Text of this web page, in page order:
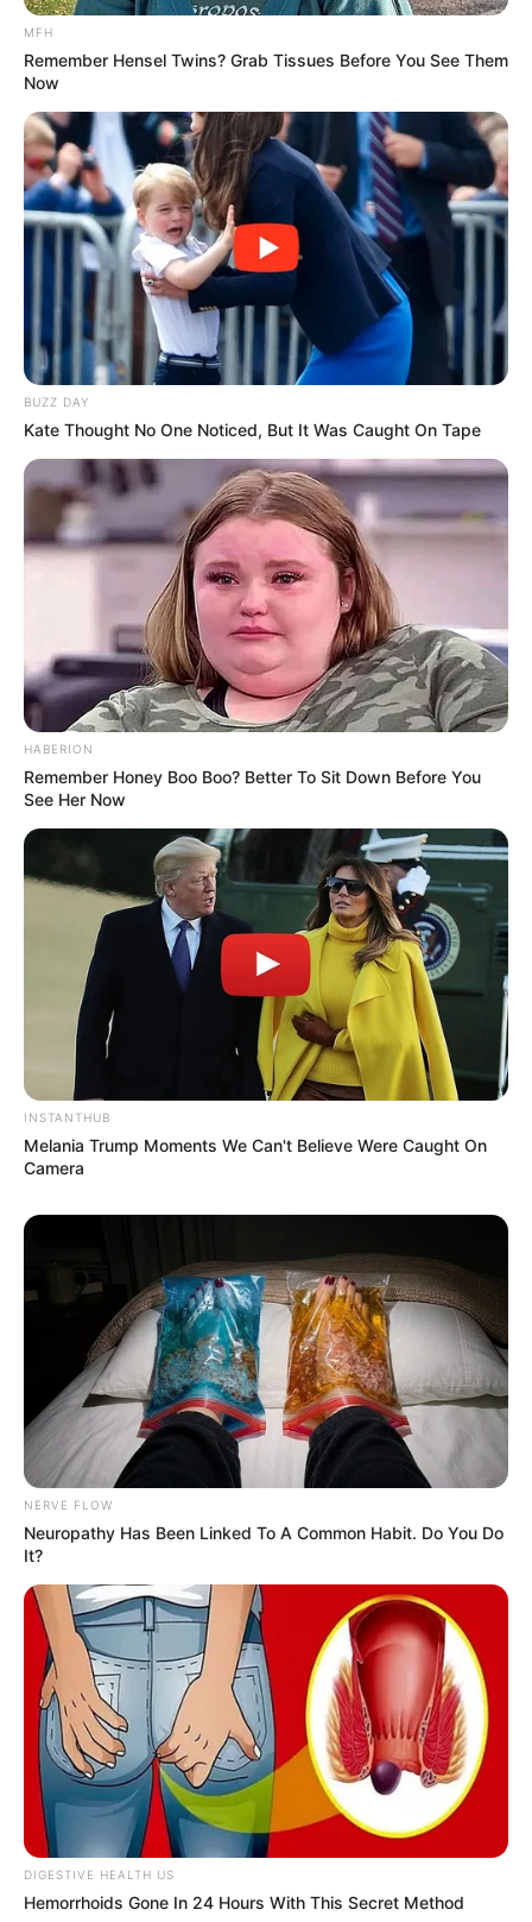
Ambyar! 10 Kalimat Baper
Pakai Bahasa Jawa Ini Bikin
Galau Abis
Fail! 10 Potret Makanan Gagal
Dimasak yang Bikin Kamu
Nggak Selera
10 Pose Manekin Anti
Mainstream yang Konyol
Banget
8 Kata Lucu Seputar Malam
Minggu ala Jomblo yang Bikin
Ngenes
10 Desain Kanopi Tempat
Tidur, Serasa Beristirahat di
Kamar Raja
Tampil Lebih Modern, 7 Potret
Hasil Renovasi Rumah Berusia
90 Tahun
MFH
Remember Hensel Twins? Grab Tissues Before You See Them
Now
BUZZ DAY
Kate Thought No One Noticed, But It Was Caught On Tape
HABERION
Remember Honey Boo Boo? Better To Sit Down Before You
See Her Now
INSTANTHUB
Melania Trump Moments We Can't Believe Were Caught On
Camera
NERVE FLOW
Neuropathy Has Been Linked To A Common Habit. Do You Do
It?
DIGESTIVE HEALTH US
Hemorrhoids Gone In 24 Hours With This Secret Method